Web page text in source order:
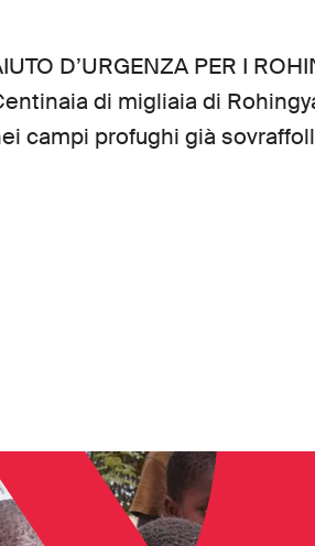
D’URGENZA PER I
di migliaia di
campi profughi già